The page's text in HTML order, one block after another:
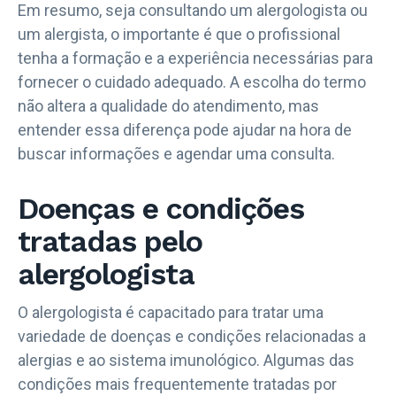
Em resumo, seja consultando um alergologista ou
um alergista, o importante é que o profissional
tenha a formação e a experiência necessárias para
fornecer o cuidado adequado. A escolha do termo
não altera a qualidade do atendimento, mas
entender essa diferença pode ajudar na hora de
buscar informações e agendar uma consulta.
Doenças e condições
tratadas pelo
alergologista
O alergologista é capacitado para tratar uma
variedade de doenças e condições relacionadas a
alergias e ao sistema imunológico. Algumas das
condições mais frequentemente tratadas por